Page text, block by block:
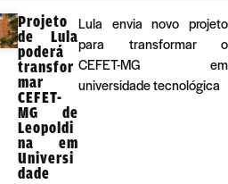
Projeto
de Lula
poderá
transfor
mar
CEFET-
MG de
Leopoldi
na em
Universi
dade
Lula envia novo projeto
para transformar o
CEFET-MG em
universidade tecnológica